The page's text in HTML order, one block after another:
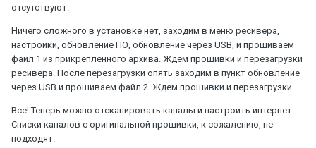
отсутствуют.
Ничего сложного в установке нет, заходим в меню ресивера,
настройки, обновление ПО, обновление через USB, и прошиваем
файл 1 из прикрепленного архива. Ждем прошивки и перезагрузки
ресивера. После перезагрузки опять заходим в пункт обновление
через USB и прошиваем файл 2. Ждем прошивки и перезагрузки.
Все! Теперь можно отсканировать каналы и настроить интернет.
Списки каналов с оригинальной прошивки, к сожалению, не
подходят.